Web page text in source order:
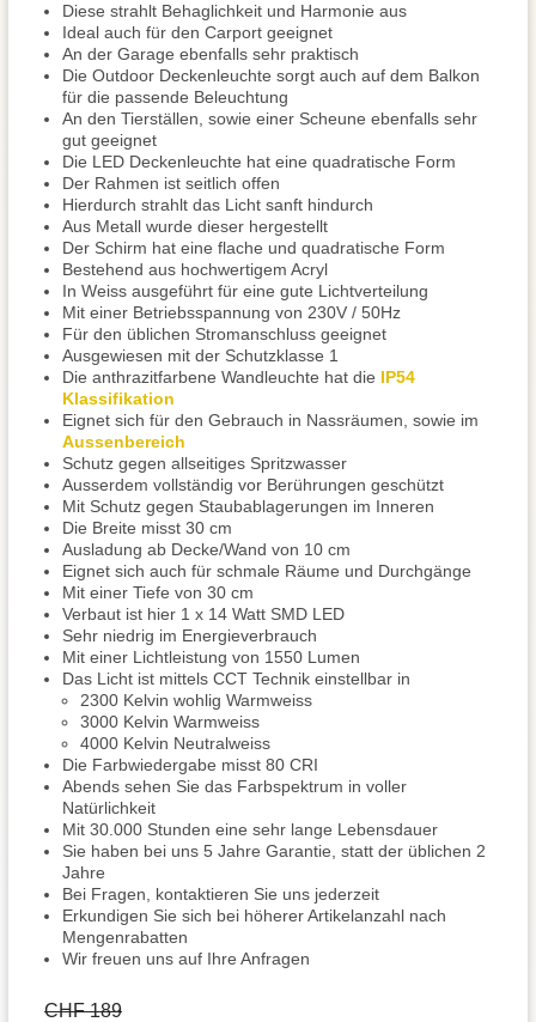
Diese strahlt Behaglichkeit und Harmonie aus
Ideal auch für den Carport geeignet
An der Garage ebenfalls sehr praktisch
Die Outdoor Deckenleuchte sorgt auch auf dem Balkon
für die passende Beleuchtung
An den Tierställen, sowie einer Scheune ebenfalls sehr
gut geeignet
Die LED Deckenleuchte hat eine quadratische Form
Der Rahmen ist seitlich offen
Hierdurch strahlt das Licht sanft hindurch
Aus Metall wurde dieser hergestellt
Der Schirm hat eine flache und quadratische Form
Bestehend aus hochwertigem Acryl
In Weiss ausgeführt für eine gute Lichtverteilung
Mit einer Betriebsspannung von 230V / 50Hz
Für den üblichen Stromanschluss geeignet
Ausgewiesen mit der Schutzklasse 1
Die anthrazitfarbene Wandleuchte hat die IP54
Klassifikation
Eignet sich für den Gebrauch in Nassräumen, sowie im
Aussenbereich
Schutz gegen allseitiges Spritzwasser
Ausserdem vollständig vor Berührungen geschützt
Mit Schutz gegen Staubablagerungen im Inneren
Die Breite misst 30 cm
Ausladung ab Decke/Wand von 10 cm
Eignet sich auch für schmale Räume und Durchgänge
Mit einer Tiefe von 30 cm
Verbaut ist hier 1 x 14 Watt SMD LED
Sehr niedrig im Energieverbrauch
Mit einer Lichtleistung von 1550 Lumen
Das Licht ist mittels CCT Technik einstellbar in
2300 Kelvin wohlig Warmweiss
3000 Kelvin Warmweiss
4000 Kelvin Neutralweiss
Die Farbwiedergabe misst 80 CRI
Abends sehen Sie das Farbspektrum in voller
Natürlichkeit
Mit 30.000 Stunden eine sehr lange Lebensdauer
Sie haben bei uns 5 Jahre Garantie, statt der üblichen 2
Jahre
Bei Fragen, kontaktieren Sie uns jederzeit
Erkundigen Sie sich bei höherer Artikelanzahl nach
Mengenrabatten
Wir freuen uns auf Ihre Anfragen
CHF 189